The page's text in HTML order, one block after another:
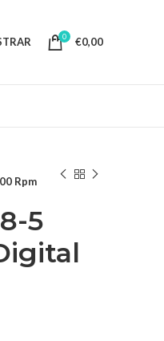
0 €0,00
Rpm
5